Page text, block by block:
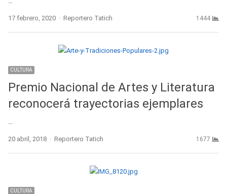
17 febrero, 2020 Author
Reportero Tatich 1444
CULTURA
Premio Nacional de Artes y Literatura
reconocerá trayectorias ejemplares
20 abril, 2018 Author
Reportero Tatich 1677
CULTURA